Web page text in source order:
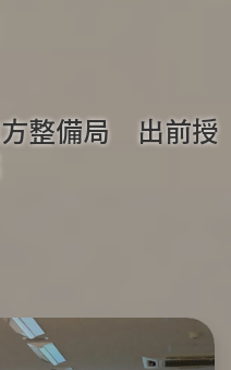
整備局 出前授